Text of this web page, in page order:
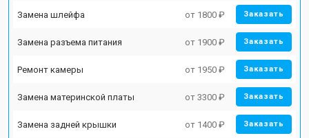
Замена шлейфа от 1800 ₽ Заказать
Замена разъема питания от 1900 ₽ Заказать
Ремонт камеры от 1950 ₽ Заказать
Замена материнской платы от 3300 ₽ Заказать
Замена задней крышки от 1400 ₽ Заказать